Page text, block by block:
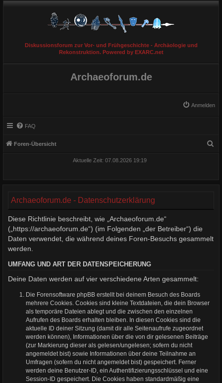
Diskussionsforum zur Vor- und Frühgeschichte - Archäologie und
Rekonstruktion. Powered by EXARC.net
Archaeoforum.de
Anmelden
FAQ
Foren-Übersicht
Aktuelle Zeit: 07.08.2026 19:19
Archaeoforum.de - Datenschutzerklärung
Diese Richtlinie beschreibt, wie „Archaeoforum.de“
(„https://archaeoforum.de“) (im Folgenden „der Betreiber“) die
Daten verwendet, die während deines Foren-Besuchs gesammelt
werden.
UMFANG UND ART DER DATENSPEICHERUNG
Deine Daten werden auf vier verschiedene Arten gesammelt:
Die Forensoftware phpBB erstellt bei deinem Besuch des Boards
mehrere Cookies. Cookies sind kleine Textdateien, die dein Browser
als temporäre Dateien ablegt und die zwischen den einzelnen
Aufrufen des Boards erhalten bleiben. In diesen Cookies sind die
aktuelle ID deiner Sitzung (damit dir alle Seitenaufrufe zugeordnet
werden können), Informationen über die von dir gelesenen Beiträge
(zur Markierung dieser als gelesen/ungelesen; sofern du nicht
angemeldet bist) sowie Informationen über deine Teilnahme an
Umfragen (sofern du nicht angemeldet bist) gespeichert. Ferner
werden deine Benutzer-ID, ein Authentifizierungsschlüssel und eine
Session-ID gespeichert. Die Cookies haben standardmäßig eine